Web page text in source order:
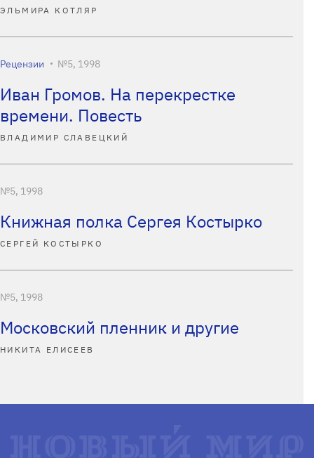
ЭЛЬМИРА КОТЛЯР
Рецензии №5, 1998
Иван Громов. На перекрестке
времени. Повесть
ВЛАДИМИР СЛАВЕЦКИЙ
№5, 1998
Книжная полка Сергея Костырко
СЕРГЕЙ КОСТЫРКО
№5, 1998
Московский пленник и другие
НИКИТА ЕЛИСЕЕВ